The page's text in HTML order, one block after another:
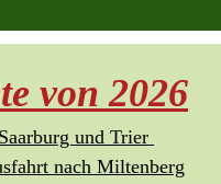
von 2026
und Trier
nach Miltenberg